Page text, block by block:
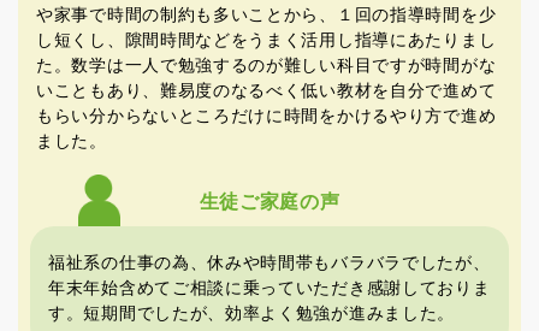
や家事で時間の制約も多いことから、１回の指導時間を少
し短くし、隙間時間などをうまく活用し指導にあたりまし
た。数学は一人で勉強するのが難しい科目ですが時間がな
いこともあり、難易度のなるべく低い教材を自分で進めて
もらい分からないところだけに時間をかけるやり方で進め
ました。
生徒ご家庭の声
福祉系の仕事の為、休みや時間帯もバラバラでしたが、
年末年始含めてご相談に乗っていただき感謝しておりま
す。短期間でしたが、効率よく勉強が進みました。